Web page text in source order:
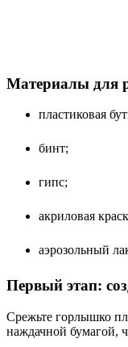
Материалы для
пластиковая
бинт;
гипс;
акриловая
аэрозольный
Первый этап:
Срежьте горлышко
наждачной бумагой,